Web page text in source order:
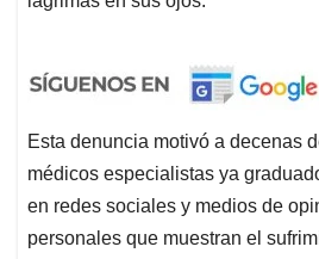
Esta denuncia motivó a decenas
médicos especialistas ya
en redes sociales y medios de
personales que muestran el